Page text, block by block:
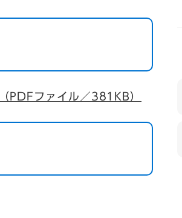
PDFファイル／381KB）